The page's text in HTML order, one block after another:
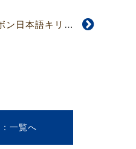
【4636号】ケルン・ボン日本語キリスト教会へ 林原泰樹宣教師派遣式執行